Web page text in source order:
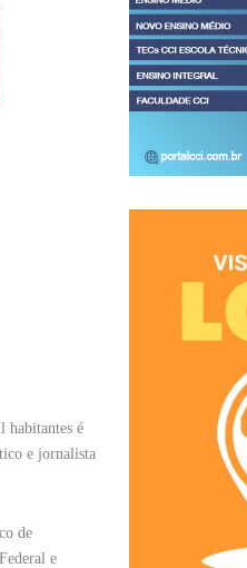
habitantes é
e jornalista
de
e